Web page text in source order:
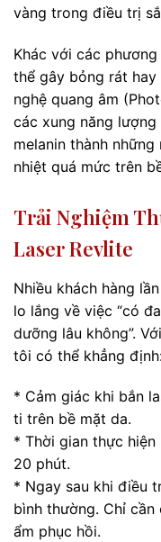
vàng trong điều trị
Khác với các
thể gây bỏng rát hay
nghệ quang âm
các xung năng
melanin thành
nhiệt quá mức trên
Trải Nghiệm
Laser Revlite
Nhiều khách hàng
lo lắng về việc “có
dưỡng lâu không”.
tôi có thể khẳng
* Cảm giác khi bắn
ti trên bề mặt da.
* Thời gian thực
20 phút.
* Ngay sau khi điều
bình thường. Chỉ
ẩm phục hồi.